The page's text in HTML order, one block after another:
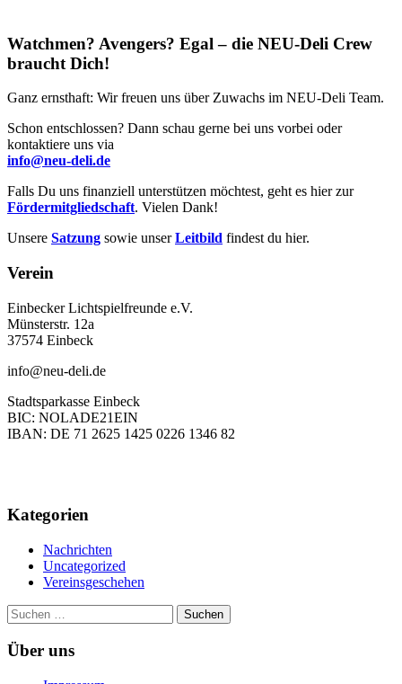
Watchmen? Avengers? Egal – die NEU-Deli Crew
braucht Dich!
Ganz ernsthaft: Wir freuen uns über Zuwachs im NEU-Deli Team.
Schon entschlossen? Dann schau gerne bei uns vorbei oder
kontaktiere uns via
info@neu-deli.de
Falls Du uns finanziell unterstützen möchtest, geht es hier zur
Fördermitgliedschaft. Vielen Dank!
Unsere Satzung sowie unserLeitbild findest du hier.
Verein
Einbecker Lichtspielfreunde e.V.
Münsterstr. 12a
37574 Einbeck
info@neu-deli.de
Stadtsparkasse Einbeck
BIC: NOLADE21EIN
IBAN: DE 71 2625 1425 0226 1346 82
Kategorien
Nachrichten
Uncategorized
Vereinsgeschehen
Suchen
nach:
Über uns